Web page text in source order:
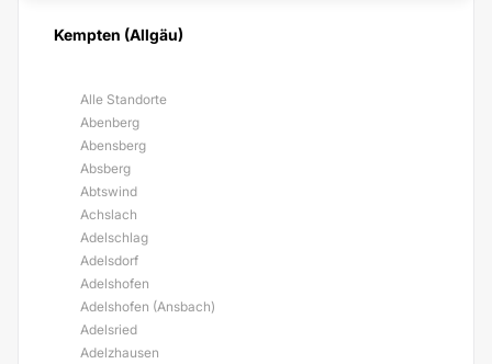
Kempten (Allgäu)
Alle Standorte
Abenberg
Abensberg
Absberg
Abtswind
Achslach
Adelschlag
Adelsdorf
Adelshofen
Adelshofen (Ansbach)
Adelsried
Adelzhausen